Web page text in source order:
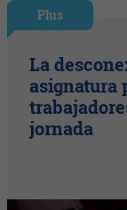
Plus
La
asignatura
jornada